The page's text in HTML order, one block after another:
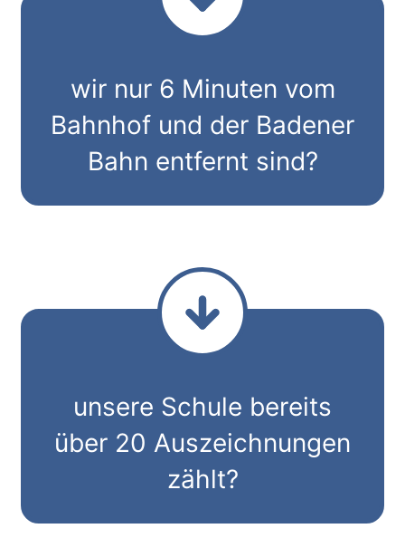
wir nur 6 Minuten vom
Bahnhof und der Badener
Bahn entfernt sind?
unsere Schule bereits
über 20 Auszeichnungen
zählt?